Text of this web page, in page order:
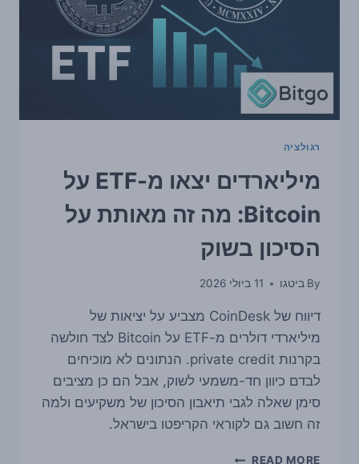
על
התיאבון
לסיכון
רגולציה
מיליארדים יצאו מ-ETF על
Bitcoin: מה זה מאותת על
הסיכון בשוק
By ביטגו 11 ביולי 2026
דיווח של CoinDesk מצביע על יציאות של
מיליארדי דולרים מ-ETF על Bitcoin לצד חולשה
בקרנות private credit. הנתונים לא מוכיחים
לבדם כיוון חד-משמעי לשוק, אבל הם כן מציבים
סימן שאלה לגבי תיאבון הסיכון של משקיעים ולמה
זה חשוב גם לקוראי הקריפטו בישראל.
READ MORE מיליארדים